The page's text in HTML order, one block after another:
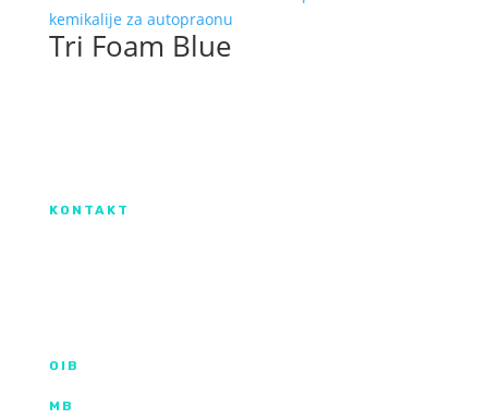
Tri Foam Blue
KONTAKT
OIB
MB